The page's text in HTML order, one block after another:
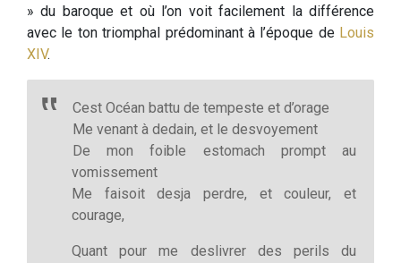
» du baroque et où l’on voit facilement la différence
avec le ton triomphal prédominant à l’époque de Louis
XIV.
Cest Océan battu de tempeste et d’orage
Me venant à dedain, et le desvoyement
De mon foible estomach prompt au
vomissement
Me faisoit desja perdre, et couleur, et
courage,
Quant pour me deslivrer des perils du